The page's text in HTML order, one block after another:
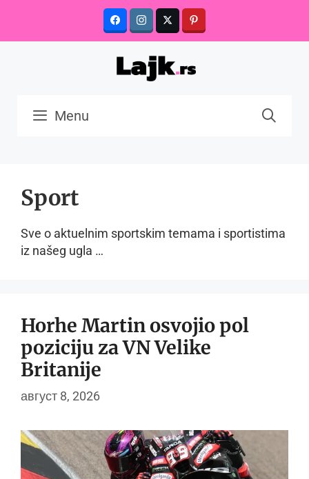
content
Menu
Sport
Sve o aktuelnim sportskim temama i sportistima
iz našeg ugla …
Horhe Martin osvojio pol
poziciju za VN Velike
Britanije
август 8, 2026